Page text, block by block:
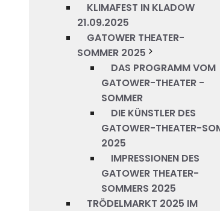
KLIMAFEST IN KLADOW
21.09.2025
GATOWER THEATER-
SOMMER 2025
DAS PROGRAMM VOM
GATOWER-THEATER -
SOMMER
DIE KÜNSTLER DES
GATOWER-THEATER-
2025
IMPRESSIONEN DES
GATOWER THEATER-
SOMMERS 2025
TRÖDELMARKT 2025 IM